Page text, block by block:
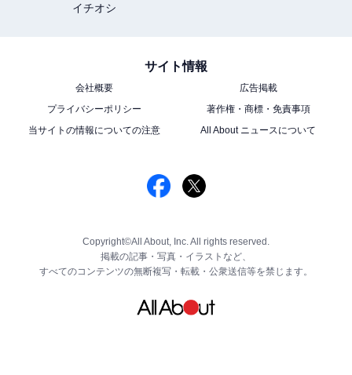
イチオシ
サイト情報
会社概要
広告掲載
プライバシーポリシー
著作権・商標・免責事項
当サイトの情報についての注意
All About ニュースについて
Copyright©All About, Inc. All rights reserved.
掲載の記事・写真・イラストなど、
すべてのコンテンツの無断複写・転載・公衆送信等を禁じます。